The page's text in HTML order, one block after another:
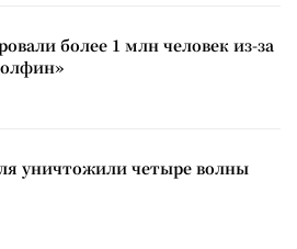
более 1 млн человек из-за
уничтожили четыре волны